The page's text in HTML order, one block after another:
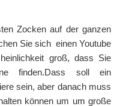
Zocken auf der ganzen
Sie sich einen Youtube
groß, dass Sie
finden.Dass soll ein
sein, aber danach muss
können um um große